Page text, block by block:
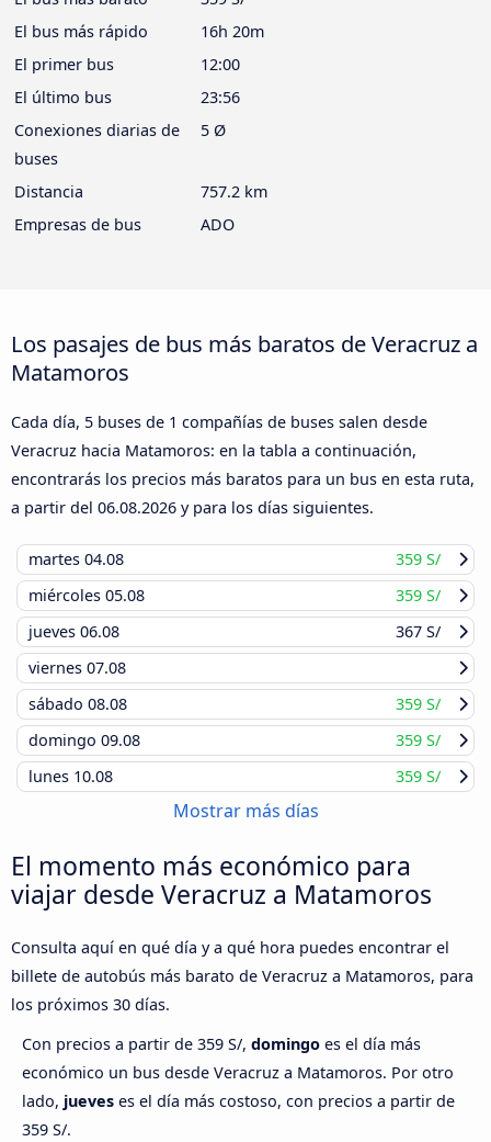
El bus más rápido
16h 20m
El primer bus
12:00
El último bus
23:56
Conexiones diarias de
buses
5 Ø
Distancia
757.2 km
Empresas de bus
ADO
Los pasajes de bus más baratos de Veracruz a
Matamoros
Cada día, 5 buses de 1 compañías de buses salen desde
Veracruz hacia Matamoros: en la tabla a continuación,
encontrarás los precios más baratos para un bus en esta ruta,
a partir del 06.08.2026 y para los días siguientes.
martes 04.08
359 S/
miércoles 05.08
359 S/
jueves 06.08
367 S/
viernes 07.08
sábado 08.08
359 S/
domingo 09.08
359 S/
lunes 10.08 359 S/
Mostrar más días
El momento más económico para
viajar desde Veracruz a Matamoros
Consulta aquí en qué día y a qué hora puedes encontrar el
billete de autobús más barato de Veracruz a Matamoros, para
los próximos 30 días.
Con precios a partir de 359 S/, domingo es el día más
económico un bus desde Veracruz a Matamoros. Por otro
lado, jueves es el día más costoso, con precios a partir de
359 S/.